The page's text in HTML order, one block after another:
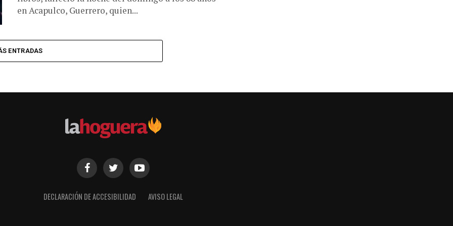
en Acapulco, Guerrero, quien...
ENTRADAS
DECLARACIÓN DE ACCESIBILIDAD AVISO LEGAL